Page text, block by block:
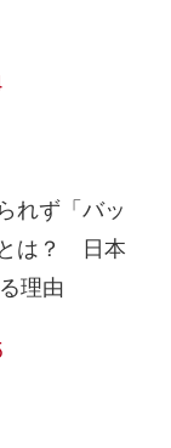
れず「バッ
とは？ 日本
理由